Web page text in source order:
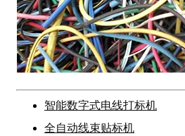
智能数字式电线打标机
全自动线束贴标机